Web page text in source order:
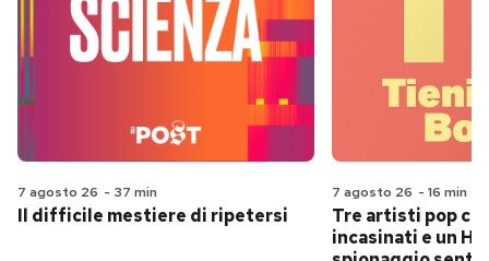
7 agosto 26 - 37 min
Il difficile mestiere di ripetersi
7 agosto 26 - 16 min
Tre artisti pop
incasinati e un